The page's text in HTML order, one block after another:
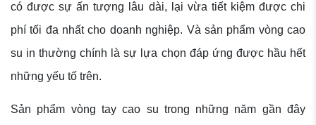
có được sự ấn tượng lâu dài, lại vừa tiết kiệm được chi
phí tối đa nhất cho doanh nghiệp. Và sản phẩm vòng cao
su in thường chính là sự lựa chọn đáp ứng được hầu hết
những yếu tố trên.
Sản phẩm vòng tay cao su trong những năm gần đây